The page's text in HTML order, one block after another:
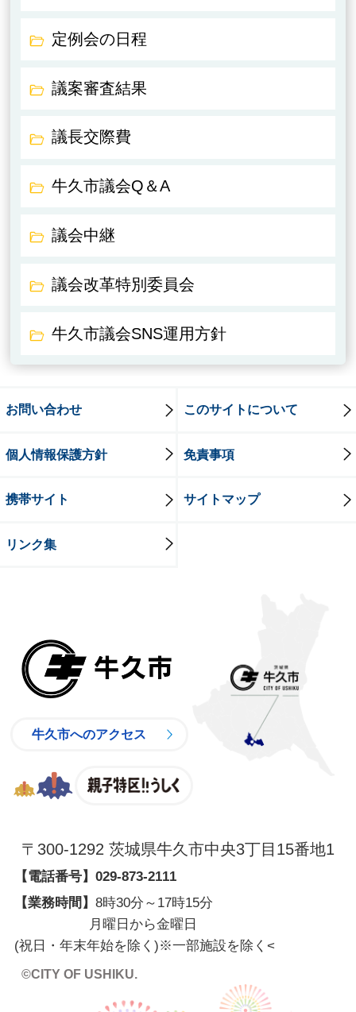
定例会の日程
議案審査結果
議長交際費
牛久市議会Q＆A
議会中継
議会改革特別委員会
牛久市議会SNS運用方針
お問い合わせ このサイトについて
個人情報保護方針 免責事項
携帯サイト サイトマップ
リンク集
牛久市へのアクセス
〒300-1292 茨城県牛久市中央3丁目15番地1
【電話番号】 029-873-2111
【業務時間】 8時30分～17時15分
月曜日から金曜日
(祝日・年末年始を除く)※一部施設を除く <
©CITY OF USHIKU.